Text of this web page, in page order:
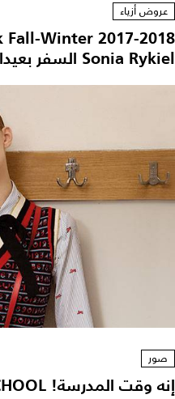
عروض أزياء
Winter 2017-2018...
Sonia Rykiel السفر بعيدا
صور
إنه وقت المدرسة! BACK TO SCHOOL